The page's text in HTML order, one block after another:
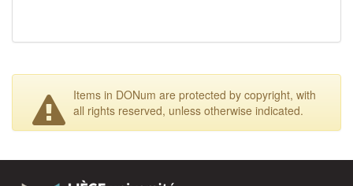
Items in DONum are protected by copyright, with
all rights reserved, unless otherwise indicated.